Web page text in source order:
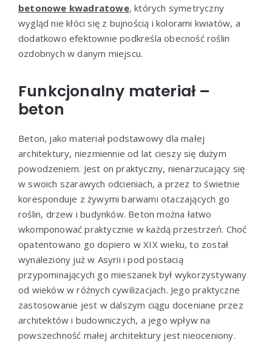
betonowe kwadratowe, których symetryczny
wygląd nie kłóci się z bujnością i kolorami kwiatów, a
dodatkowo efektownie podkreśla obecność roślin
ozdobnych w danym miejscu.
Funkcjonalny materiał –
beton
Beton, jako materiał podstawowy dla małej
architektury, niezmiennie od lat cieszy się dużym
powodzeniem. Jest on praktyczny, nienarzucający się
w swoich szarawych odcieniach, a przez to świetnie
koresponduje z żywymi barwami otaczających go
roślin, drzew i budynków. Beton można łatwo
wkomponować praktycznie w każdą przestrzeń. Choć
opatentowano go dopiero w XIX wieku, to został
wynaleziony już w Asyrii i pod postacią
przypominających go mieszanek był wykorzystywany
od wieków w różnych cywilizacjach. Jego praktyczne
zastosowanie jest w dalszym ciągu doceniane przez
architektów i budowniczych, a jego wpływ na
powszechność małej architektury jest nieoceniony.